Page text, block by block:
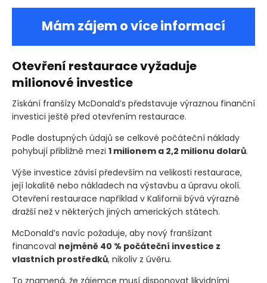
Mám zájem o více informací
Otevření restaurace vyžaduje
milionové investice
Získání franšízy McDonald’s představuje výraznou finanční
investici ještě před otevřením restaurace.
Podle dostupných údajů se celkové počáteční náklady
pohybují přibližně mezi 1 milionem a 2,2 milionu dolarů.
Výše investice závisí především na velikosti restaurace,
její lokalitě nebo nákladech na výstavbu a úpravu okolí.
Otevření restaurace například v Kalifornii bývá výrazně
dražší než v některých jiných amerických státech.
McDonald’s navíc požaduje, aby nový franšízant
financoval nejméně 40 % počáteční investice z
vlastních prostředků, nikoliv z úvěru.
To znamená, že zájemce musí disponovat likvidními